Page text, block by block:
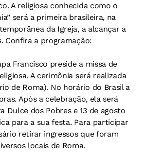
A religiosa conhecida como o
será a primeira brasileira, na
da Igreja, a alcançar a
Confira a programação:
Francisco preside a missa de
A cerimônia será realizada
de Roma). No horário do Brasil a
Após a celebração, ela será
Dulce dos Pobres e 13 de agosto
para a sua festa. Para participar
retirar ingressos que foram
locais de Roma.